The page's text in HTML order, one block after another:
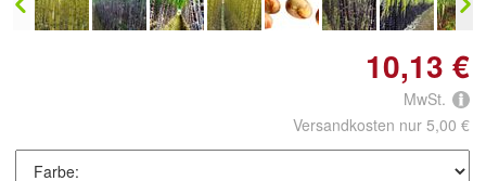
10,13 €
MwSt.
Versandkosten nur 5,00 €